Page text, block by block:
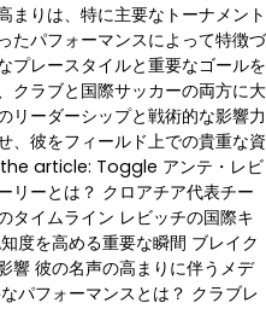
まりは、特に主要なトーナメント
たパフォーマンスによって特徴づ
プレースタイルと重要なゴールを
クラブと国際サッカーの両方に大
リーダーシップと戦術的な影響力
、彼をフィールド上での貴重な資
article: Toggle アンテ・レビ
リーとは？ クロアチア代表チー
タイムライン レビッチの国際キ
度を高める重要な瞬間 ブレイク
響 彼の名声の高まりに伴うメデ
パフォーマンスとは？ クラブレ